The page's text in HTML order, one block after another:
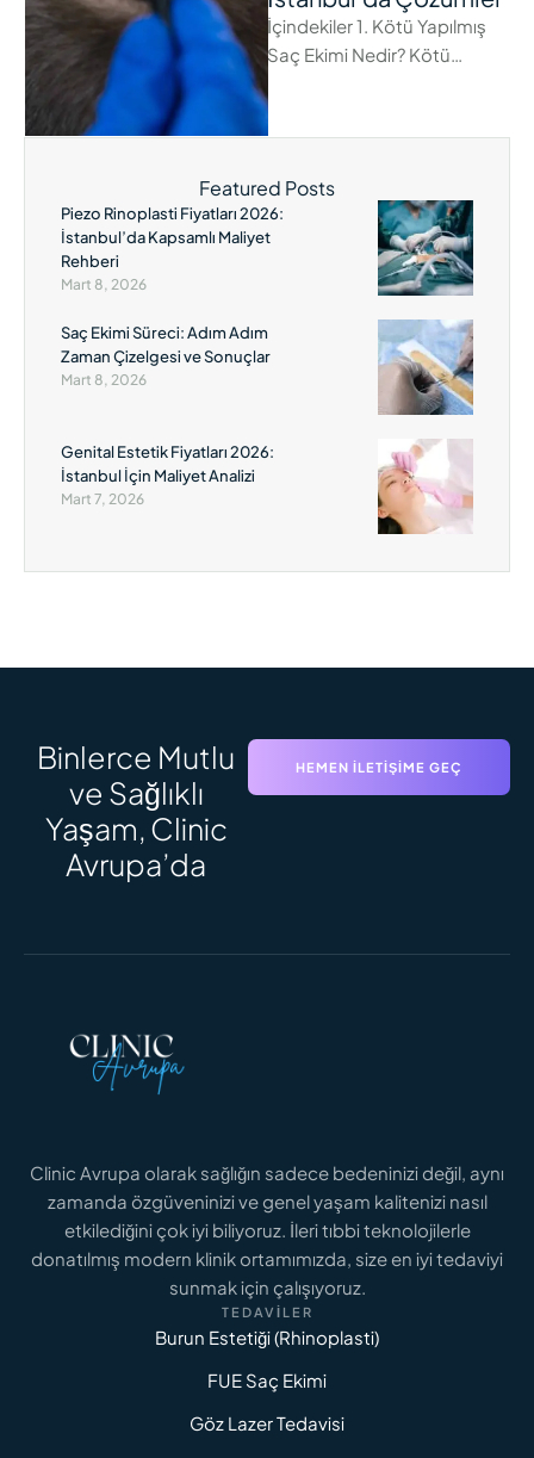
İçindekiler 1. Kötü Yapılmış
Saç Ekimi Nedir? Kötü
teknikler, yetersiz cerrahi
beceriler veya uygun …
Featured Posts
Piezo Rinoplasti Fiyatları 2026:
İstanbul’da Kapsamlı Maliyet
Rehberi
Mart 8, 2026
Saç Ekimi Süreci: Adım Adım
Zaman Çizelgesi ve Sonuçlar
Mart 8, 2026
Genital Estetik Fiyatları 2026:
İstanbul İçin Maliyet Analizi
Mart 7, 2026
Binlerce Mutlu
ve Sağlıklı
Yaşam, Clinic
Avrupa’da
HEMEN İLETIŞIME GEÇ
Clinic Avrupa olarak sağlığın sadece bedeninizi değil, aynı
zamanda özgüveninizi ve genel yaşam kalitenizi nasıl
etkilediğini çok iyi biliyoruz. İleri tıbbi teknolojilerle
donatılmış modern klinik ortamımızda, size en iyi tedaviyi
sunmak için çalışıyoruz.
TEDAVILER
Burun Estetiği (Rhinoplasti)
FUE Saç Ekimi
Göz Lazer Tedavisi